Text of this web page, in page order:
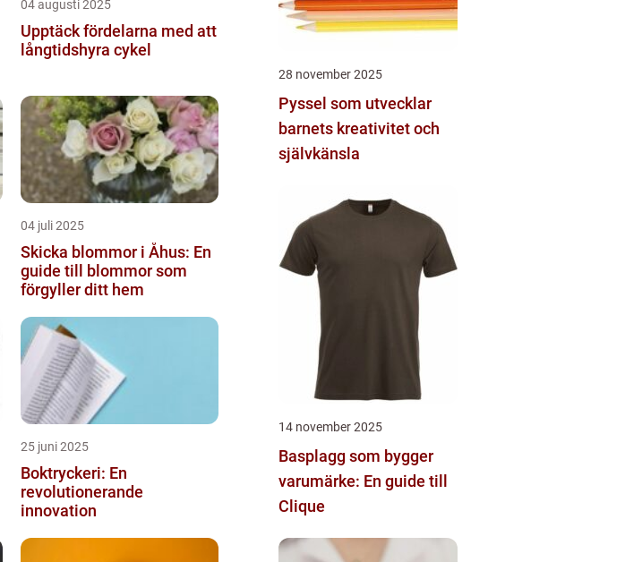
04 augusti 2025
Upptäck fördelarna med att
långtidshyra cykel
04 juli 2025
Skicka blommor i Åhus: En
guide till blommor som
förgyller ditt hem
25 juni 2025
Boktryckeri: En
revolutionerande
innovation
28 november 2025
Pyssel som utvecklar
barnets kreativitet och
självkänsla
14 november 2025
Basplagg som bygger
varumärke: En guide till
Clique